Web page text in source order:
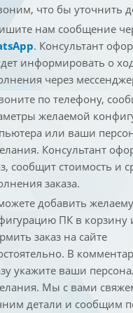
что бы уточнить
нам сообщение
. Консультант
информировать о
через
по телефону,
желаемой
или ваши
Консультант
сообщит стоимость и
заказа.
добавить
ПК в корзину
заказ на сайте
В
укажите ваши
Мы с вами
детали и сообщим